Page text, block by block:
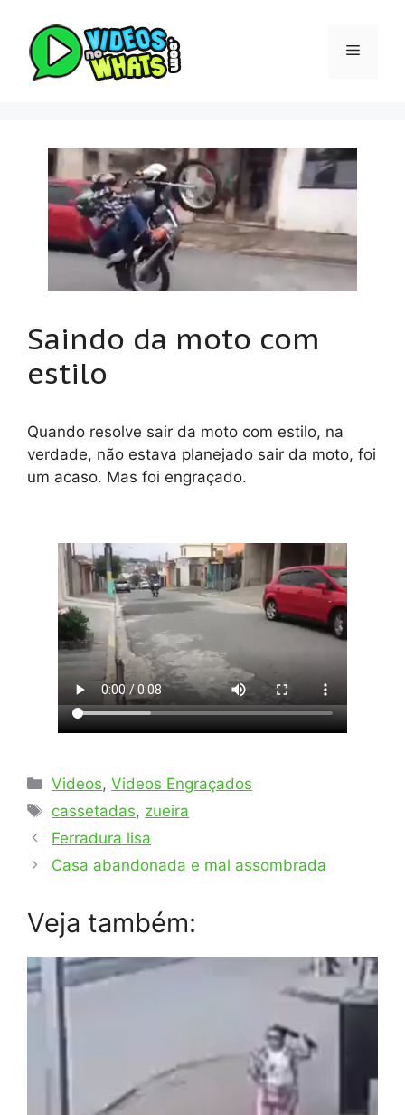
conteúdo
Menu
Saindo da moto com
estilo
Quando resolve sair da moto com estilo, na
verdade, não estava planejado sair da moto, foi
um acaso. Mas foi engraçado.
Categorias
Videos,Videos Engraçados
Tags
cassetadas, zueira
Ferradura lisa
Casa abandonada e mal assombrada
Veja também: